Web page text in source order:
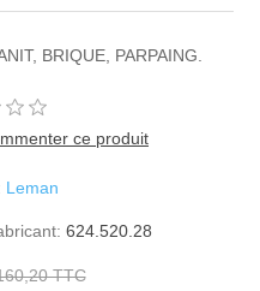
BRIQUE, PARPAING.
ce produit
Leman
624.520.28
TTC